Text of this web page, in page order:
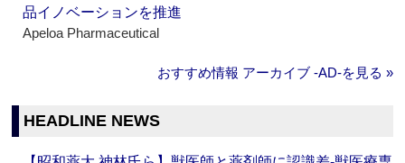
品イノベーションを推進
Apeloa Pharmaceutical
おすすめ情報 アーカイブ ‐AD‐を見る »
HEADLINE NEWS